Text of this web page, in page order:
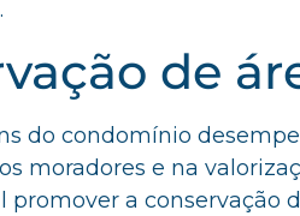
de
do condomínio
moradores e na
promover a conservação